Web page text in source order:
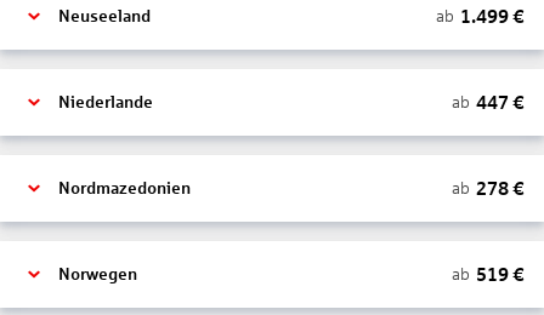
Neuseeland ab 1.499€
Niederlande ab 447 €
Nordmazedonien ab 278€
Norwegen ab 519€